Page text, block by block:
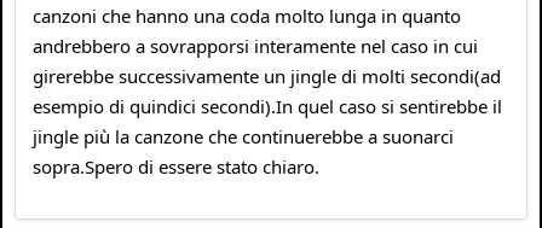
canzoni che hanno una coda molto lunga in quanto
andrebbero a sovrapporsi interamente nel caso in cui
girerebbe successivamente un jingle di molti secondi(ad
esempio di quindici secondi).In quel caso si sentirebbe il
jingle più la canzone che continuerebbe a suonarci
sopra.Spero di essere stato chiaro.